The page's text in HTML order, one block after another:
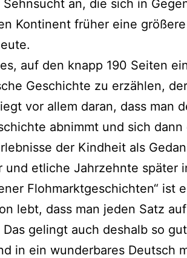
an, die sich in
Kontinent früher eine größere
auf den knapp 190 Seiten
Geschichte zu erzählen,
vor allem daran, dass man
abnimmt und sich dann
der Kindheit als
und etliche Jahrzehnte später
Flohmarktgeschichten“ ist
lebt, dass man jeden Satz auf
gelingt auch deshalb so
in ein wunderbares Deutsch